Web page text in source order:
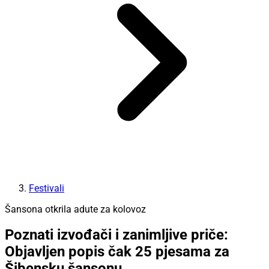
Festivali
Šansona otkrila adute za kolovoz
Poznati izvođači i zanimljive priče:
Objavljen popis čak 25 pjesama za